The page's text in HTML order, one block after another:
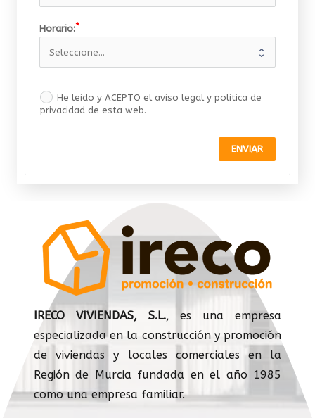
Horario:
He leido y ACEPTO el aviso legal y politica de
privacidad de esta web.
ENVIAR
IRECO VIVIENDAS, S.L., es una empresa
especializada en la construcción y promoción
de viviendas y locales comerciales en la
Región de Murcia fundada en el año 1985
como una empresa familiar.